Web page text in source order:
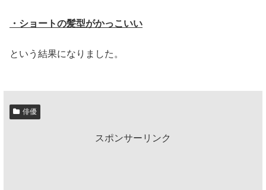
・ショートの髪型がかっこいい
という結果になりました。
俳優
スポンサーリンク